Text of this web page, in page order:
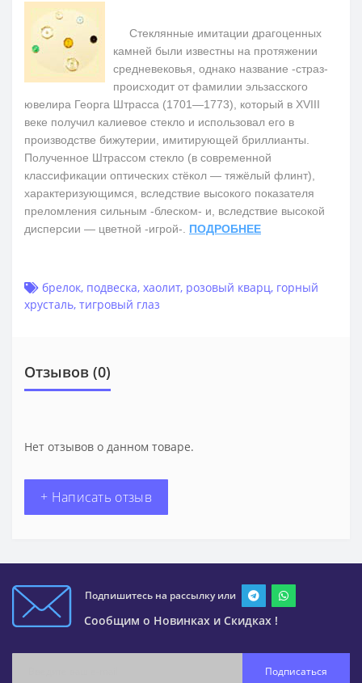
Стеклянные имитации драгоценных
камней были известны на протяжении
средневековья, однако название -страз-
происходит от фамилии эльзасского
ювелира Георга Штрасса (1701—1773), который в XVIII
веке получил калиевое стекло и использовал его в
производстве бижутерии, имитирующей бриллианты.
Полученное Штрассом стекло (в современной
классификации оптических стёкол — тяжёлый флинт),
характеризующимся, вследствие высокого показателя
преломления сильным -блеском- и, вследствие высокой
дисперсии — цветной -игрой-. ПОДРОБНЕЕ
брелок, подвеска, хаолит, розовый кварц, горный
хрусталь, тигровый глаз
Отзывов (0)
Нет отзывов о данном товаре.
+ Написать отзыв
Подпишитесь на рассылку или
Сообщим о Новинках и Скидках !
Подписаться